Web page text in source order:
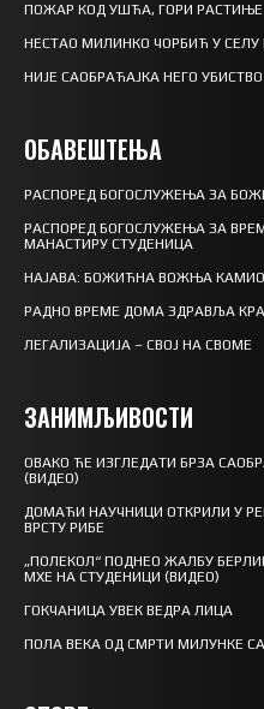
ПОЖАР КОД УШЋА, ГОРИ
НЕСТАО МИЛИНКО ЧОРБИЋ У СЕЛУ
НИЈЕ САОБРАЋАЈКА НЕГО
ОБАВЕШТЕЊА
РАСПОРЕД БОГОСЛУЖЕЊА ЗА
РАСПОРЕД БОГОСЛУЖЕЊА ЗА
МАНАСТИРУ СТУДЕНИЦА
НАЈАВА: БОЖИЋНА ВОЖЊА
РАДНО ВРЕМЕ ДОМА ЗДРАВЉА
ЛЕГАЛИЗАЦИЈА – СВОЈ НА СВОМЕ
ЗАНИМЉИВОСТИ
ОВАКО ЋЕ ИЗГЛЕДАТИ БРЗА
(ВИДЕО)
ДОМАЋИ НАУЧНИЦИ ОТКРИЛИ У
ВРСТУ РИБЕ
„ПОЛЕКОЛ“ ПОДНЕО ЖАЛБУ
МХЕ НА СТУДЕНИЦИ (ВИДЕО)
ГОКЧАНИЦА УВЕК ВЕДРА ЛИЦА
ПОЛА ВЕКА ОД СМРТИ МИЛУНКЕ